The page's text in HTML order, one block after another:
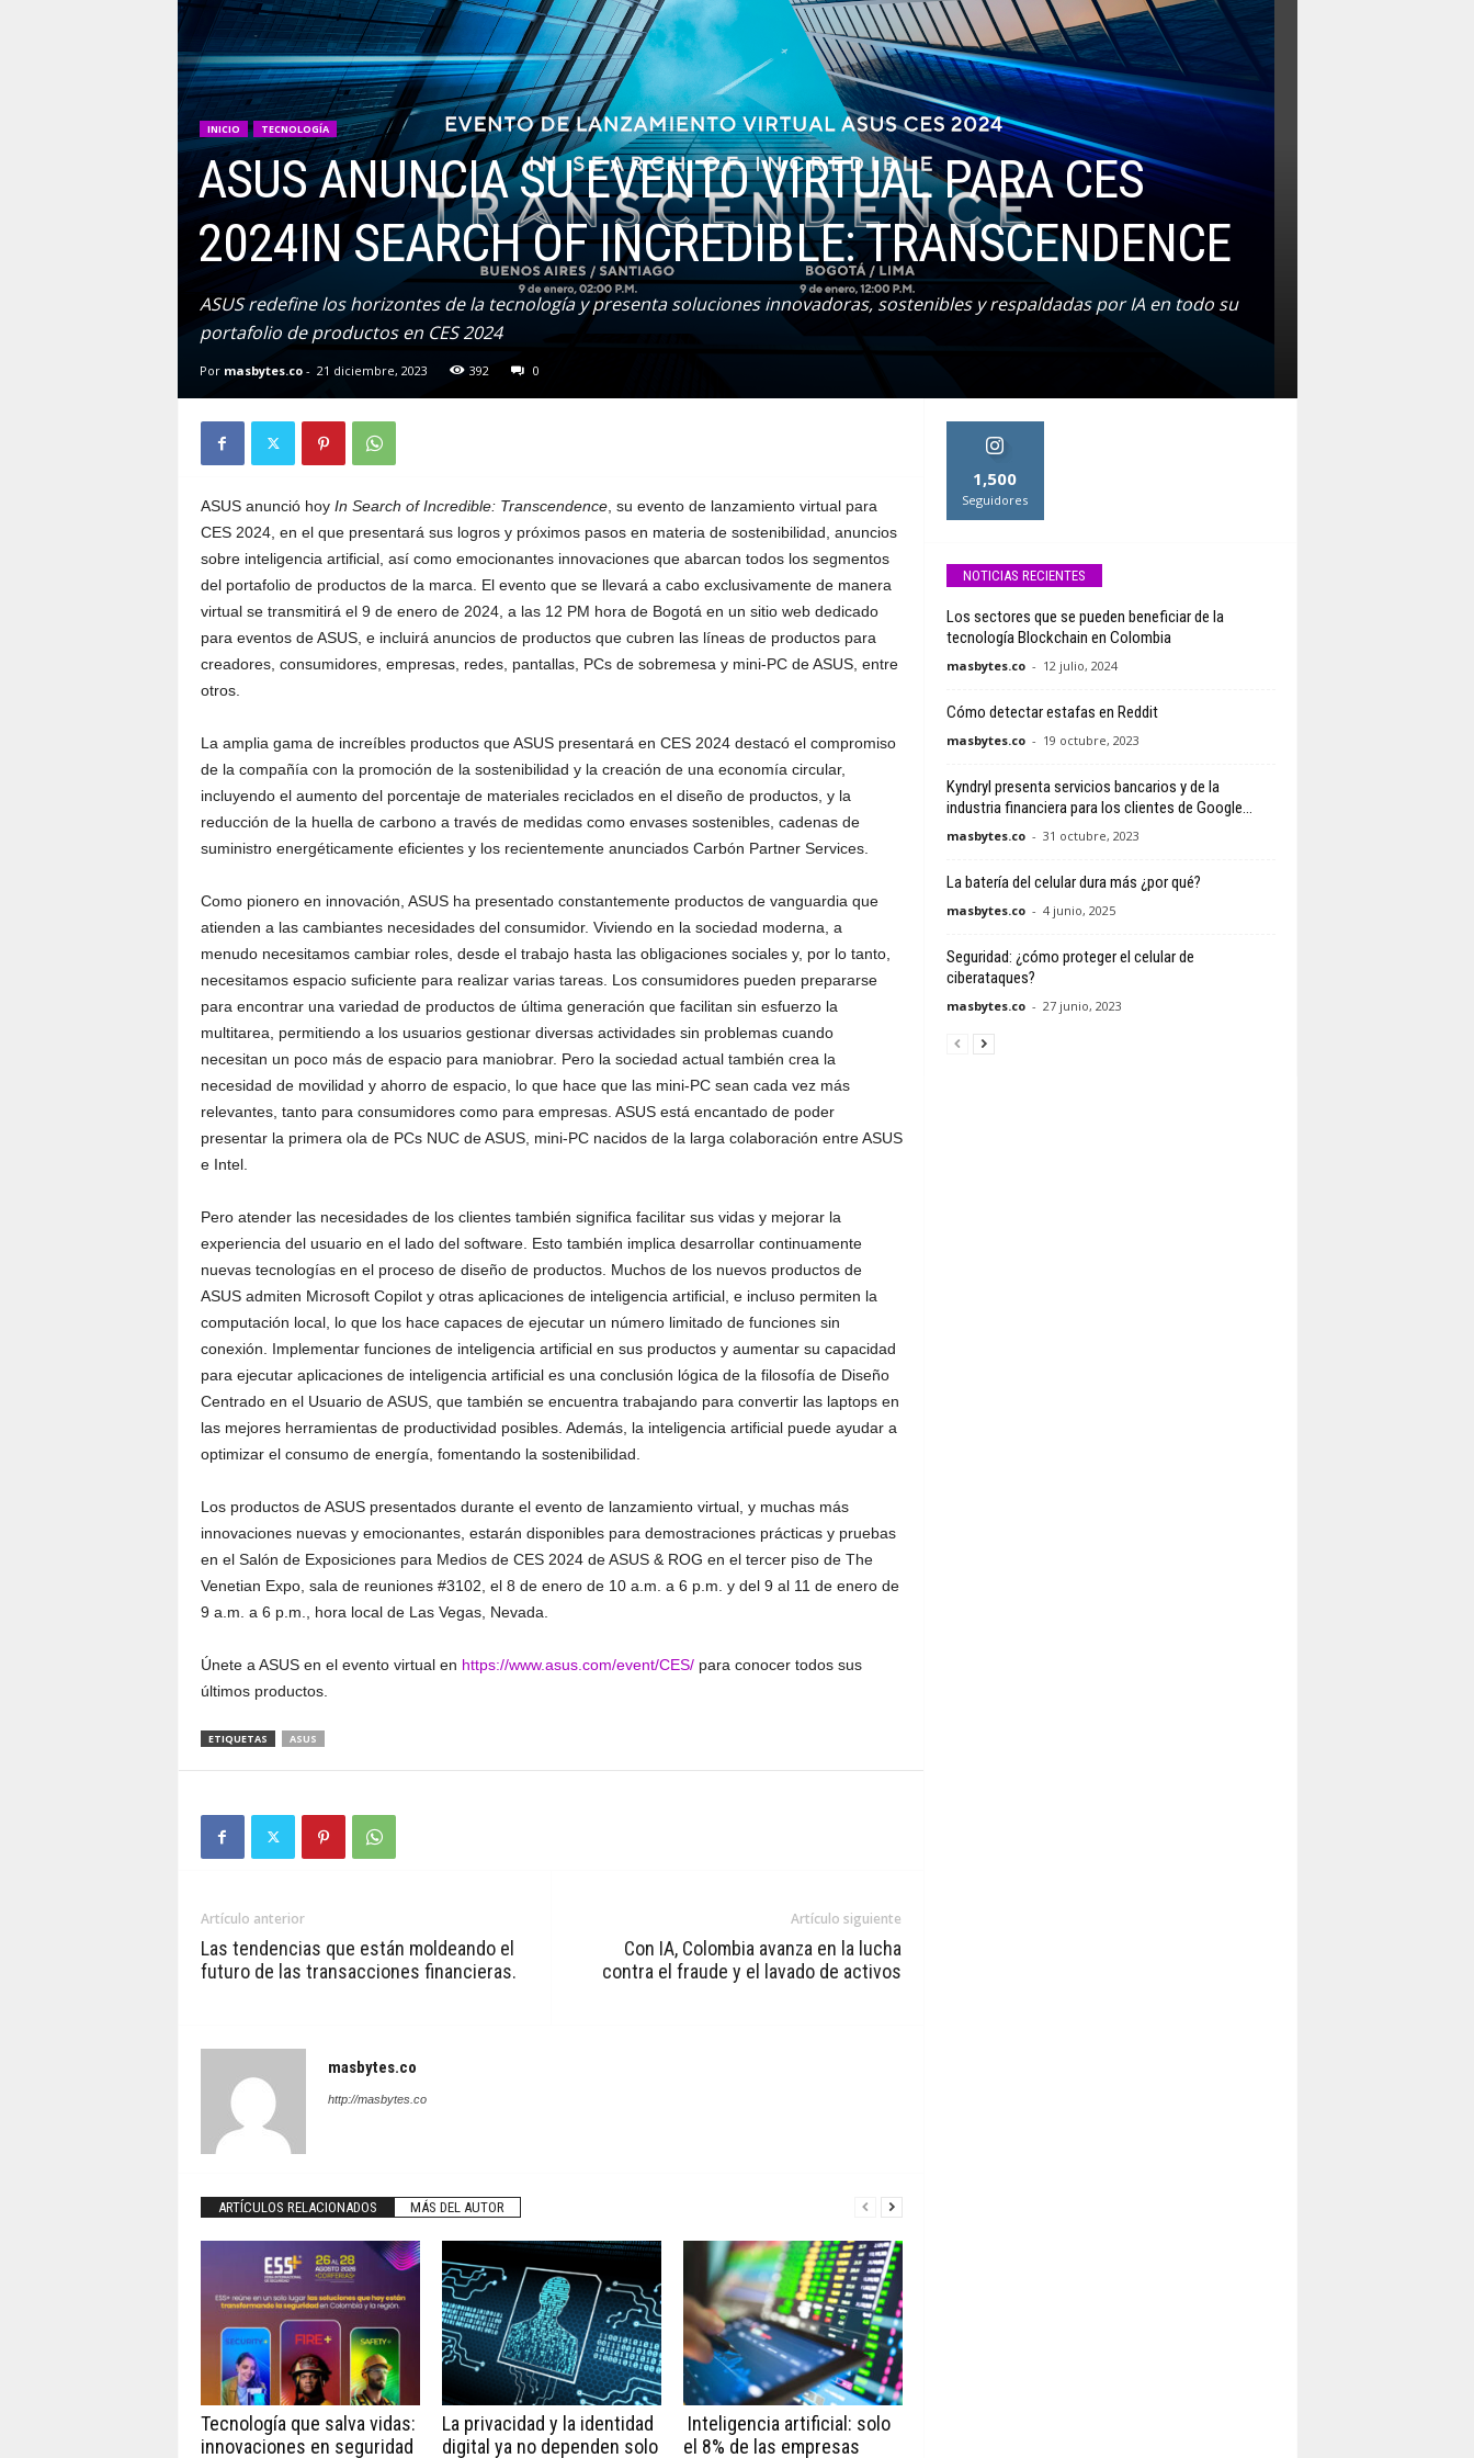
INICIO TECNOLOGÍA
ASUS ANUNCIA SU EVENTO VIRTUAL PARA CES
2024IN SEARCH OF INCREDIBLE: TRANSCENDENCE
ASUS redefine los horizontes de la tecnología y presenta soluciones innovadoras, sostenibles y respaldadas por IA en todo su
portafolio de productos en CES 2024
Por masbytes.co- 21 diciembre, 2023 392 0
ASUS anunció hoy In Search of Incredible: Transcendence, su evento de lanzamiento virtual para
CES 2024, en el que presentará sus logros y próximos pasos en materia de sostenibilidad, anuncios
sobre inteligencia artificial, así como emocionantes innovaciones que abarcan todos los segmentos
del portafolio de productos de la marca. El evento que se llevará a cabo exclusivamente de manera
virtual se transmitirá el 9 de enero de 2024, a las 12 PM hora de Bogotá en un sitio web dedicado
para eventos de ASUS, e incluirá anuncios de productos que cubren las líneas de productos para
creadores, consumidores, empresas, redes, pantallas, PCs de sobremesa y mini-PC de ASUS, entre
otros.
La amplia gama de increíbles productos que ASUS presentará en CES 2024 destacó el compromiso
de la compañía con la promoción de la sostenibilidad y la creación de una economía circular,
incluyendo el aumento del porcentaje de materiales reciclados en el diseño de productos, y la
reducción de la huella de carbono a través de medidas como envases sostenibles, cadenas de
suministro energéticamente eficientes y los recientemente anunciados Carbón Partner Services.
Como pionero en innovación, ASUS ha presentado constantemente productos de vanguardia que
atienden a las cambiantes necesidades del consumidor. Viviendo en la sociedad moderna, a
menudo necesitamos cambiar roles, desde el trabajo hasta las obligaciones sociales y, por lo tanto,
necesitamos espacio suficiente para realizar varias tareas. Los consumidores pueden prepararse
para encontrar una variedad de productos de última generación que facilitan sin esfuerzo la
multitarea, permitiendo a los usuarios gestionar diversas actividades sin problemas cuando
necesitan un poco más de espacio para maniobrar. Pero la sociedad actual también crea la
necesidad de movilidad y ahorro de espacio, lo que hace que las mini-PC sean cada vez más
relevantes, tanto para consumidores como para empresas. ASUS está encantado de poder
presentar la primera ola de PCs NUC de ASUS, mini-PC nacidos de la larga colaboración entre ASUS
e Intel.
Pero atender las necesidades de los clientes también significa facilitar sus vidas y mejorar la
experiencia del usuario en el lado del software. Esto también implica desarrollar continuamente
nuevas tecnologías en el proceso de diseño de productos. Muchos de los nuevos productos de
ASUS admiten Microsoft Copilot y otras aplicaciones de inteligencia artificial, e incluso permiten la
computación local, lo que los hace capaces de ejecutar un número limitado de funciones sin
conexión. Implementar funciones de inteligencia artificial en sus productos y aumentar su capacidad
para ejecutar aplicaciones de inteligencia artificial es una conclusión lógica de la filosofía de Diseño
Centrado en el Usuario de ASUS, que también se encuentra trabajando para convertir las laptops en
las mejores herramientas de productividad posibles. Además, la inteligencia artificial puede ayudar a
optimizar el consumo de energía, fomentando la sostenibilidad.
Los productos de ASUS presentados durante el evento de lanzamiento virtual, y muchas más
innovaciones nuevas y emocionantes, estarán disponibles para demostraciones prácticas y pruebas
en el Salón de Exposiciones para Medios de CES 2024 de ASUS & ROG en el tercer piso de The
Venetian Expo, sala de reuniones #3102, el 8 de enero de 10 a.m. a 6 p.m. y del 9 al 11 de enero de
9 a.m. a 6 p.m., hora local de Las Vegas, Nevada.
Únete a ASUS en el evento virtual en https://www.asus.com/event/CES/para conocer todos sus
últimos productos.
ETIQUETAS ASUS
Artículo anterior
Las tendencias que están moldeando el
futuro de las transacciones financieras.
Artículo siguiente
Con IA, Colombia avanza en la lucha
contra el fraude y el lavado de activos
masbytes.co
http://masbytes.co
ARTÍCULOS RELACIONADOS MÁS DEL AUTOR
Tecnología que salva vidas:
innovaciones en seguridad
La privacidad y la identidad
digital ya no dependen solo
Inteligencia artificial: solo
el 8% de las empresas
1,500
Seguidores
NOTICIAS RECIENTES
Los sectores que se pueden beneficiar de la
tecnología Blockchain en Colombia
masbytes.co - 12 julio, 2024
Cómo detectar estafas en Reddit
masbytes.co - 19 octubre, 2023
Kyndryl presenta servicios bancarios y de la
industria financiera para los clientes de Google...
masbytes.co - 31 octubre, 2023
La batería del celular dura más ¿por qué?
masbytes.co - 4 junio, 2025
Seguridad: ¿cómo proteger el celular de
ciberataques?
masbytes.co - 27 junio, 2023